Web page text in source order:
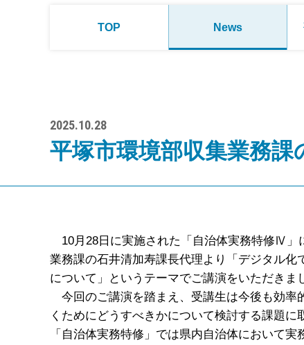
TOP News
2025.10.28
平塚市環境部収集業務課
10月28日に実施された「自治体実務特修Ⅳ」
業務課の石井清加寿課長代理より「デジタル化
について」というテーマでご講演をいただきま
今回のご講演を踏まえ、受講生は今後も効率
くためにどうすべきかについて検討する課題に
「自治体実務特修」では県内自治体において